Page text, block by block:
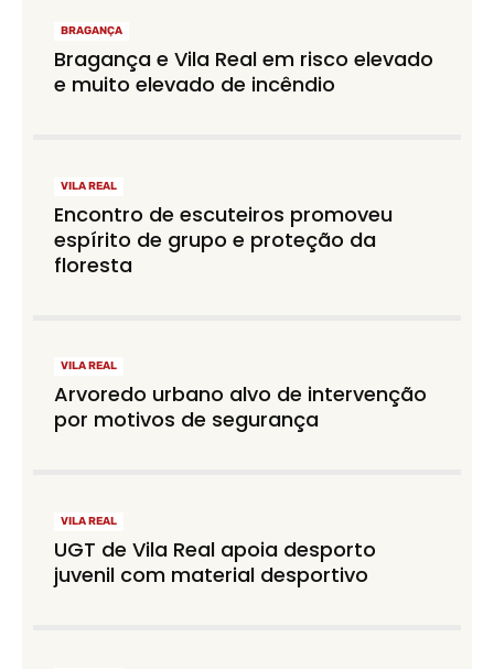
BRAGANÇA
Bragança e Vila Real em risco elevado
e muito elevado de incêndio
VILA REAL
Encontro de escuteiros promoveu
espírito de grupo e proteção da
floresta
VILA REAL
Arvoredo urbano alvo de intervenção
por motivos de segurança
VILA REAL
UGT de Vila Real apoia desporto
juvenil com material desportivo